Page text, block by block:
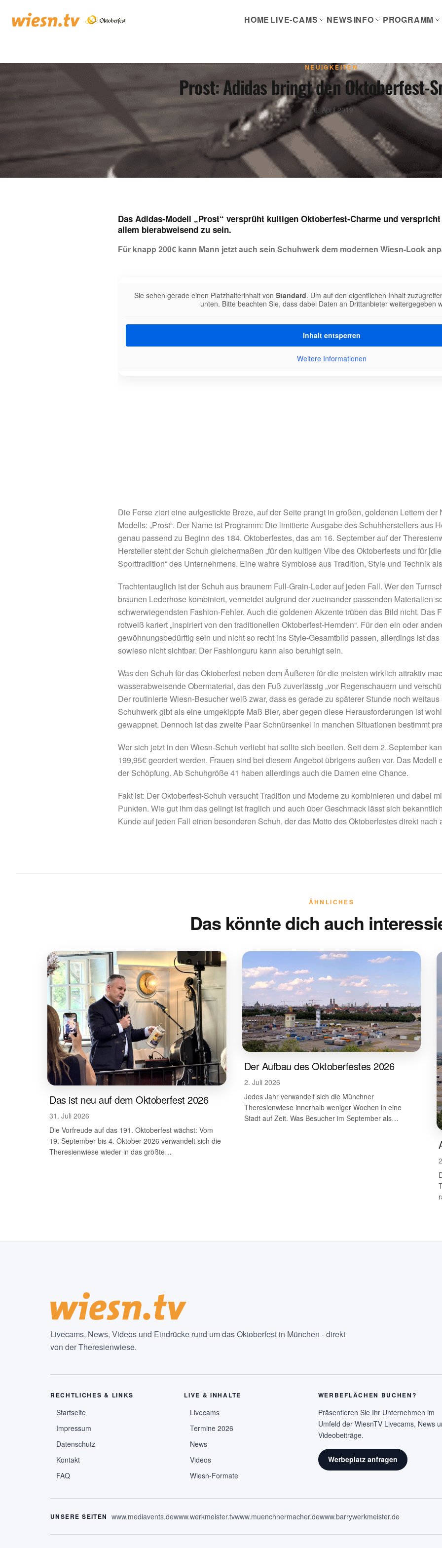
HOME LIVE-CAMS NEWS INFO PROGRAMM
NEUIGKEITEN
Prost: Adidas bringt den Oktoberfest-
16. April 2019
Das Adidas-Modell „Prost“ versprüht kultigen Oktoberfest-Charme und
allem bierabweisend zu sein.
Für knapp 200€ kann Mann jetzt auch sein Schuhwerk dem modernen Wiesn-Look
Sie sehen gerade einen Platzhalterinhalt von Standard. Um auf den eigentlichen Inhalt
unten. Bitte beachten Sie, dass dabei Daten an Drittanbieter weitergegeben
Inhalt entsperren
Weitere Informationen
Die Ferse ziert eine aufgestickte Breze, auf der Seite prangt in großen, goldenen Lettern
Modells: „Prost“. Der Name ist Programm: Die limitierte Ausgabe des Schuhherstellers aus
genau passend zu Beginn des 184. Oktoberfestes, das am 16. September auf der
Hersteller steht der Schuh gleichermaßen „für den kultigen Vibe des Oktoberfests und für
Sporttradition“ des Unternehmens. Eine wahre Symbiose aus Tradition, Style und Technik
Trachtentauglich ist der Schuh aus braunem Full-Grain-Leder auf jeden Fall. Wer den
braunen Lederhose kombiniert, vermeidet aufgrund der zueinander passenden Materialien
schwerwiegendsten Fashion-Fehler. Auch die goldenen Akzente trüben das Bild nicht. Das
rotweiß kariert „inspiriert von den traditionellen Oktoberfest-Hemden“. Für den ein oder
gewöhnungsbedürftig sein und nicht so recht ins Style-Gesamtbild passen, allerdings ist
sowieso nicht sichtbar. Der Fashionguru kann also beruhigt sein.
Was den Schuh für das Oktoberfest neben dem Äußeren für die meisten wirklich attraktiv
wasserabweisende Obermaterial, das den Fuß zuverlässig „vor Regenschauern und
Der routinierte Wiesn-Besucher weiß zwar, dass es gerade zu späterer Stunde noch
Schuhwerk gibt als eine umgekippte Maß Bier, aber gegen diese Herausforderungen ist
gewappnet. Dennoch ist das zweite Paar Schnürsenkel in manchen Situationen bestimmt
Wer sich jetzt in den Wiesn-Schuh verliebt hat sollte sich beeilen. Seit dem 2. September
199,95€ geordert werden. Frauen sind bei diesem Angebot übrigens außen vor. Das Modell
der Schöpfung. Ab Schuhgröße 41 haben allerdings auch die Damen eine Chance.
Fakt ist: Der Oktoberfest-Schuh versucht Tradition und Moderne zu kombinieren und dabei
Punkten. Wie gut ihm das gelingt ist fraglich und auch über Geschmack lässt sich
Kunde auf jeden Fall einen besonderen Schuh, der das Motto des Oktoberfestes direkt nach
ÄHNLICHES
Das könnte dich auch
Das ist neu auf dem Oktoberfest 2026
31. Juli 2026
Die Vorfreude auf das 191. Oktoberfest wächst: Vom
19. September bis 4. Oktober 2026 verwandelt sich die
Theresienwiese wieder in das größte…
Der Aufbau des Oktoberfestes 2026
2. Juli 2026
Jedes Jahr verwandelt sich die Münchner
Theresienwiese innerhalb weniger Wochen in eine
Stadt auf Zeit. Was Besucher im September als
Livecams, News, Videos und Eindrücke rund um das Oktoberfest in München - direkt
von der Theresienwiese.
RECHTLICHES & LINKS
Startseite
Impressum
Datenschutz
Kontakt
FAQ
LIVE & INHALTE
Livecams
Termine 2026
News
Videos
Wiesn-Formate
WERBEFLÄCHEN BUCHEN?
Präsentieren Sie Ihr Unternehmen im
Umfeld der WiesnTV Livecams, News
Videobeiträge.
Werbeplatz anfragen
UNSERE SEITEN www.mediavents.dewww.werkmeister.tvwww.muenchnermacher.dewww.barrywerkmeister.de